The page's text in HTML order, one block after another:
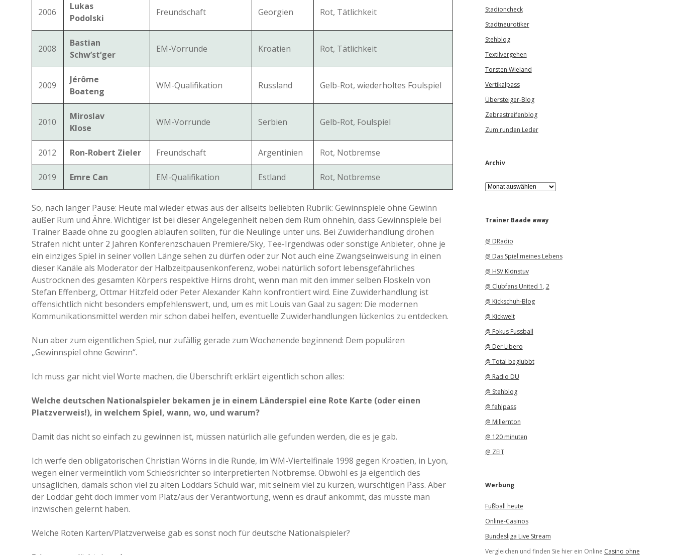
2006
Lukas
Podolski
Freundschaft Georgien Rot, Tätlichkeit
2008
Bastian
Schw’st‘ger
EM-Vorrunde Kroatien Rot, Tätlichkeit
2009
Jérôme
Boateng
WM-Qualifikation Russland Gelb-Rot, wiederholtes Foulspiel
2010
Miroslav
Klose
WM-Vorrunde Serbien Gelb-Rot, Foulspiel
2012 Ron-Robert Zieler Freundschaft Argentinien Rot, Notbremse
2019 Emre Can EM-Qualifikation Estland Rot, Notbremse
So, nach langer Pause: Heute mal wieder etwas aus der allseits beliebten Rubrik: Gewinnspiele ohne Gewinn
außer Rum und Ähre. Wichtiger ist bei dieser Angelegenheit neben dem Rum ohnehin, dass Gewinnspiele bei
Trainer Baade ohne zu googlen ablaufen sollten, für die Neulinge unter uns. Bei Zuwiderhandlung drohen
Strafen nicht unter 2 Jahren Konferenzschauen Premiere/Sky, Tee-Irgendwas oder sonstige Anbieter, ohne je
ein einziges Spiel in seiner vollen Länge sehen zu dürfen oder zur Not auch eine Zwangseinweisung in einen
dieser Kanäle als Moderator der Halbzeitpausenkonferenz, wobei natürlich sofort lebensgefährliches
Austrocknen des gesamten Körpers respektive Hirns droht, wenn man mit den immer selben Floskeln von
Stefan Effenberg, Ottmar Hitzfeld oder Peter Alexander Kahn konfrontiert wird. Eine Zuwiderhandlung ist
offensichtlich nicht besonders empfehlenswert, und, um es mit Louis van Gaal zu sagen: Die modernen
Kommunikationsmittel werden mir schon dabei helfen, eventuelle Zuwiderhandlungen lückenlos zu entdecken.
Nun aber zum eigentlichen Spiel, nur zufällig gerade zum Wochenende beginnend: Dem populären
„Gewinnspiel ohne Gewinn“.
Ich muss gar nicht viel Worte machen, die Überschrift erklärt eigentlich schon alles:
Welche deutschen Nationalspieler bekamen je in einem Länderspiel eine Rote Karte (oder einen
Platzverweis!), in welchem Spiel, wann, wo, und warum?
Damit das nicht so einfach zu gewinnen ist, müssen natürlich alle gefunden werden, die es je gab.
Ich werfe den obligatorischen Christian Wörns in die Runde, im WM-Viertelfinale 1998 gegen Kroatien, in Lyon,
wegen einer vermeintlich vom Schiedsrichter so interpretierten Notbremse. Obwohl es ja eigentlich des
unsäglichen, damals schon viel zu alten Loddars Schuld war, mit seinem viel zu kurzen, wurschtigen Pass. Aber
der Loddar geht doch immer vom Platz/aus der Verantwortung, wenn es drauf ankommt, das müsste man
inzwischen gelernt haben.
Welche Roten Karten/Platzverweise gab es sonst noch für deutsche Nationalspieler?
Stadioncheck
Stadtneurotiker
Stehblog
Textilvergehen
Torsten Wieland
Vertikalpass
Übersteiger-Blog
Zebrastreifenblog
Zum runden Leder
Archiv
A
r
iTrainer Baade away
@ DRadio
@ Das Spiel meines Lebens
@ HSV Klönstuv
@ Clubfans United 1 , 2
@ Kickschuh-Blog
@ Kickwelt
@ Fokus Fussball
@ Der Libero
@ Total beglubbt
@ Radio DU
@ Stehblog
@ fehlpass
@ Millernton
@ 120 minuten
@ ZEIT
Werbung
Fußball heute
Online-Casinos
Bundesliga Live Stream
Vergleichen und finden Sie hier ein Online Casino ohne